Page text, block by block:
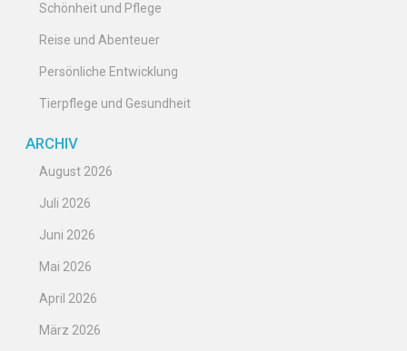
Schönheit und Pflege
Reise und Abenteuer
Persönliche Entwicklung
Tierpflege und Gesundheit
ARCHIV
August 2026
Juli 2026
Juni 2026
Mai 2026
April 2026
März 2026